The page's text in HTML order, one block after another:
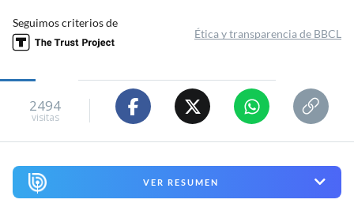
Seguimos criterios de
Ética y transparencia de BBCL
2494
visitas
VER RESUMEN